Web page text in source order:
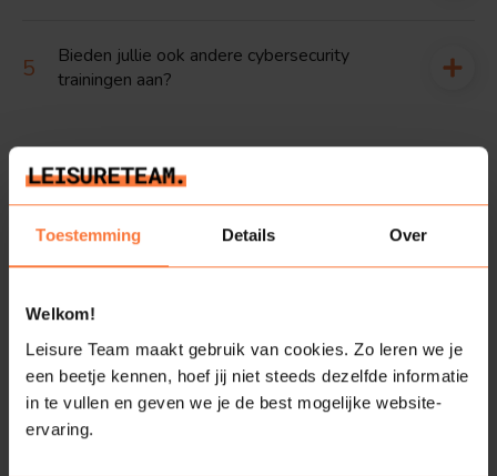
Toestemming Details Over
Welkom!
Leisure Team maakt gebruik van cookies. Zo leren we je
een beetje kennen, hoef jij niet steeds dezelfde informatie
in te vullen en geven we je de best mogelijke website-
ervaring.
Bieden jullie ook andere cybersecurity
trainingen aan?
Lukt het jouw team de
hacker een stap voor te
blijven?
Een escape room volledig in het teken van cybersecurity.
Iedereen moet alert blijven! Jullie bedrijf wordt namelijk
aangevallen door een wraakzuchtige hacker. Zijn aanvallen